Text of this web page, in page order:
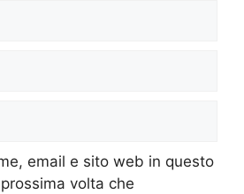
email e sito web in questo
volta che